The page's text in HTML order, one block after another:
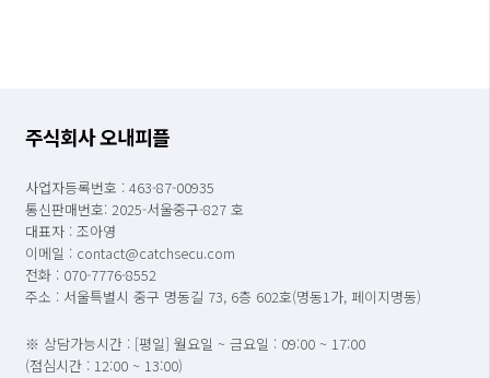
주식회사 오내피플
사업자등록번호 : 463-87-00935
통신판매번호: 2025-서울중구-827 호
대표자 : 조아영
이메일 : contact@catchsecu.com
전화 : 070-7776-8552
주소 : 서울특별시 중구 명동길 73, 6층 602호(명동1가, 페이지명동)
※ 상담가능시간 : [평일] 월요일 ~ 금요일 : 09:00 ~ 17:00
(점심시간 : 12:00 ~ 13:00)